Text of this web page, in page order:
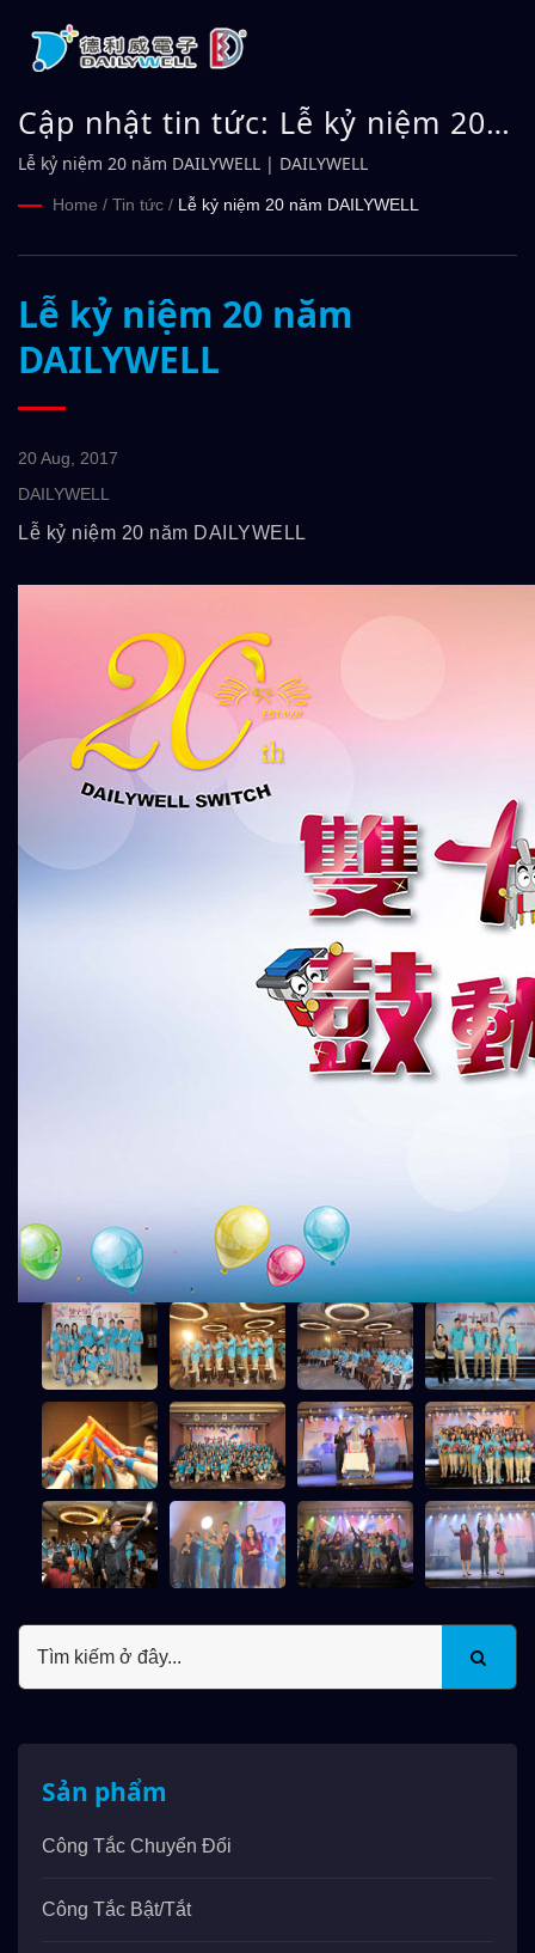
Cập nhật tin tức: Lễ kỷ niệm 20
năm DAILYWELL | DAILYWELL
Lễ kỷ niệm 20 năm DAILYWELL | DAILYWELL
Home / Tin tức / Lễ kỷ niệm 20 năm DAILYWELL
Lễ kỷ niệm 20 năm
DAILYWELL
20 Aug, 2017
DAILYWELL
Lễ kỷ niệm 20 năm DAILYWELL
Sản phẩm
Công Tắc Chuyển Đổi
Công Tắc Bật/tắt